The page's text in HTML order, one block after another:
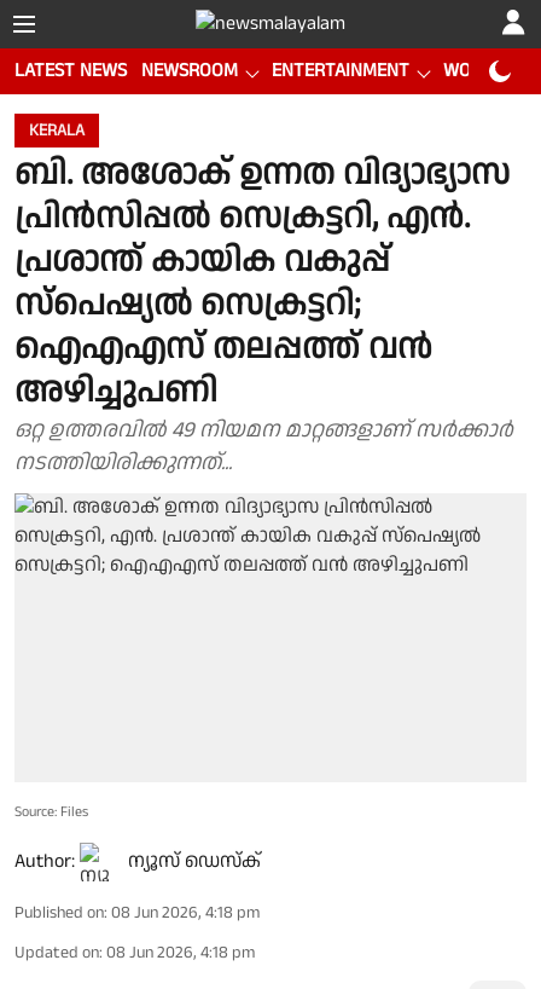
LATEST NEWS NEWSROOM ENTERTAINMENT WORLD CUP
KERALA
ബി. അശോക് ഉന്നത വിദ്യാഭ്യാസ
പ്രിൻസിപ്പൽ സെക്രട്ടറി, എൻ.
പ്രശാന്ത് കായിക വകുപ്പ്
സ്പെഷ്യൽ സെക്രട്ടറി;
ഐഎഎസ് തലപ്പത്ത് വൻ
അഴിച്ചുപണി
ഒറ്റ ഉത്തരവിൽ 49 നിയമന മാറ്റങ്ങളാണ് സർക്കാർ
നടത്തിയിരിക്കുന്നത്...
Source: Files
Author: ന്യൂസ് ഡെസ്ക്
Published on: 08 Jun 2026, 4:18 pm
Updated on: 08 Jun 2026, 4:18 pm